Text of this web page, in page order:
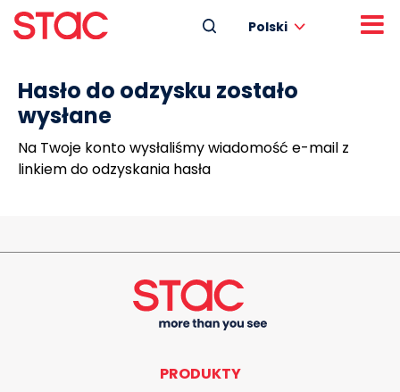
Polski
Hasło do odzysku zostało
wysłane
Na Twoje konto wysłaliśmy wiadomość e-mail z
linkiem do odzyskania hasła
PRODUKTY